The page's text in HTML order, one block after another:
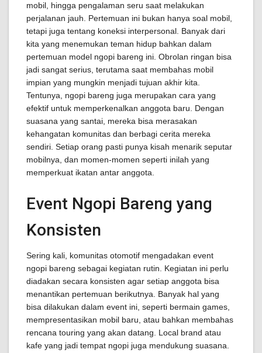
mobil, hingga pengalaman seru saat melakukan
perjalanan jauh. Pertemuan ini bukan hanya soal mobil,
tetapi juga tentang koneksi interpersonal. Banyak dari
kita yang menemukan teman hidup bahkan dalam
pertemuan model ngopi bareng ini. Obrolan ringan bisa
jadi sangat serius, terutama saat membahas mobil
impian yang mungkin menjadi tujuan akhir kita.
Tentunya, ngopi bareng juga merupakan cara yang
efektif untuk memperkenalkan anggota baru. Dengan
suasana yang santai, mereka bisa merasakan
kehangatan komunitas dan berbagi cerita mereka
sendiri. Setiap orang pasti punya kisah menarik seputar
mobilnya, dan momen-momen seperti inilah yang
memperkuat ikatan antar anggota.
Event Ngopi Bareng yang
Konsisten
Sering kali, komunitas otomotif mengadakan event
ngopi bareng sebagai kegiatan rutin. Kegiatan ini perlu
diadakan secara konsisten agar setiap anggota bisa
menantikan pertemuan berikutnya. Banyak hal yang
bisa dilakukan dalam event ini, seperti bermain games,
mempresentasikan mobil baru, atau bahkan membahas
rencana touring yang akan datang. Local brand atau
kafe yang jadi tempat ngopi juga mendukung suasana.